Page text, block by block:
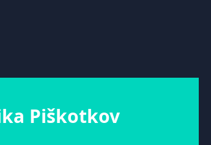
Piškotkov